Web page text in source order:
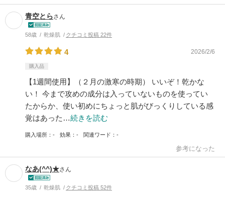
青空とらさん
58歳 乾燥肌 クチコミ投稿 22件
4 2026/2/6
購入品
【1週間使用】（２月の激寒の時期） いいぞ！乾かな
い！ 今まで攻めの成分は入っていないものを使ってい
たからか、使い初めにちょっと肌がびっくりしている感
覚はあった…続きを読む
購入場所 - 効果 - 関連ワード -
参考になった
なあ(^^)★さん
35歳 乾燥肌 クチコミ投稿 52件